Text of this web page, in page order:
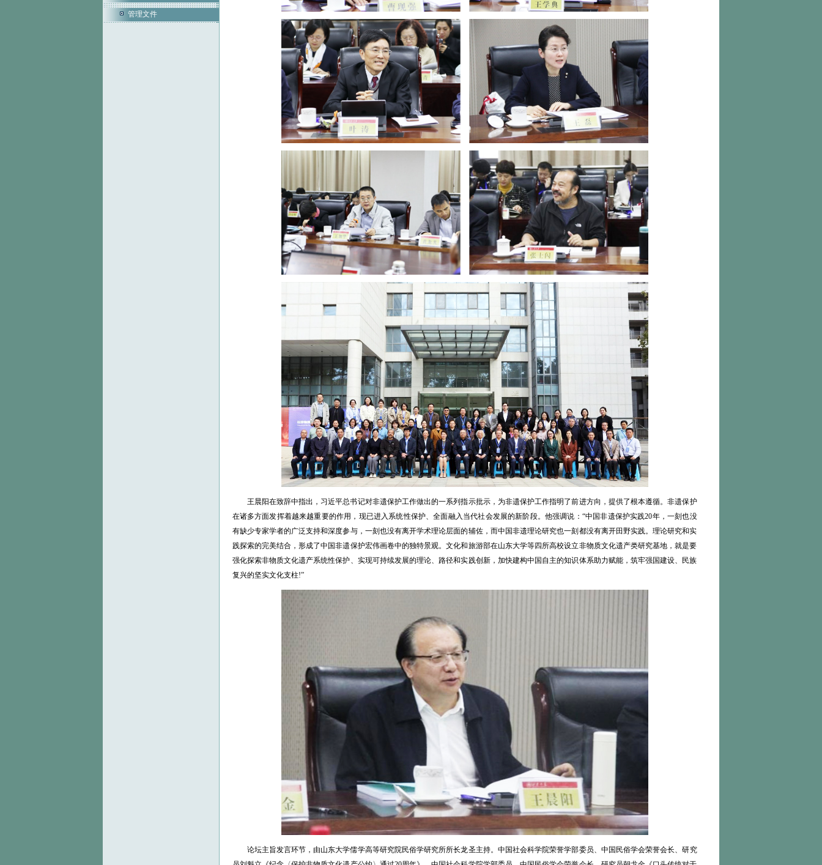
管理文件
王晨阳在致辞中指出，习近平总书记对非遗保护工作做出的一系列指示批示，为非遗保护工作指明了前进方向，提供了根本遵循。非遗保护
在诸多方面发挥着越来越重要的作用，现已进入系统性保护、全面融入当代社会发展的新阶段。他强调说：“中国非遗保护实践20年，一刻也没
有缺少专家学者的广泛支持和深度参与，一刻也没有离开学术理论层面的辅佐，而中国非遗理论研究也一刻都没有离开田野实践。理论研究和实
践探索的完美结合，形成了中国非遗保护宏伟画卷中的独特景观。文化和旅游部在山东大学等四所高校设立非物质文化遗产类研究基地，就是要
强化探索非物质文化遗产系统性保护、实现可持续发展的理论、路径和实践创新，加快建构中国自主的知识体系助力赋能，筑牢强国建设、民族
复兴的坚实文化支柱!”
论坛主旨发言环节，由山东大学儒学高等研究院民俗学研究所所长龙圣主持。中国社会科学院荣誉学部委员、中国民俗学会荣誉会长、研究